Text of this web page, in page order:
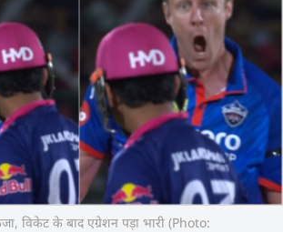
विकेट के बाद एग्रेशन पड़ा भारी (Photo: